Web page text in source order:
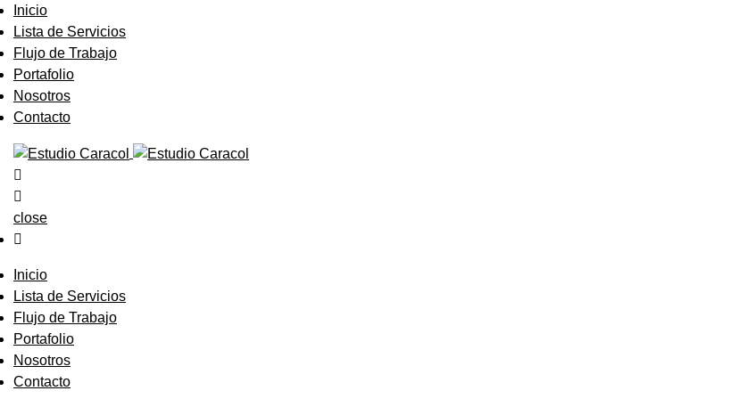
Inicio
Lista de Servicios
Flujo de Trabajo
Portafolio
Nosotros
Contacto
close
Inicio
Lista de Servicios
Flujo de Trabajo
Portafolio
Nosotros
Contacto